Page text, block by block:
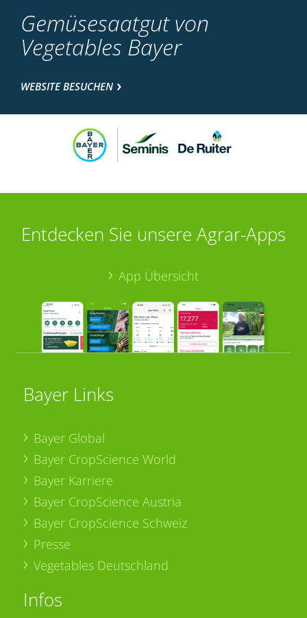
Gemüsesaatgut von
Vegetables Bayer
WEBSITE BESUCHEN
Entdecken Sie unsere Agrar-Apps
App Übersicht
Bayer Links
Bayer Global
Bayer CropScience World
Bayer Karriere
Bayer CropScience Austria
Bayer CropScience Schweiz
Presse
Vegetables Deutschland
Infos